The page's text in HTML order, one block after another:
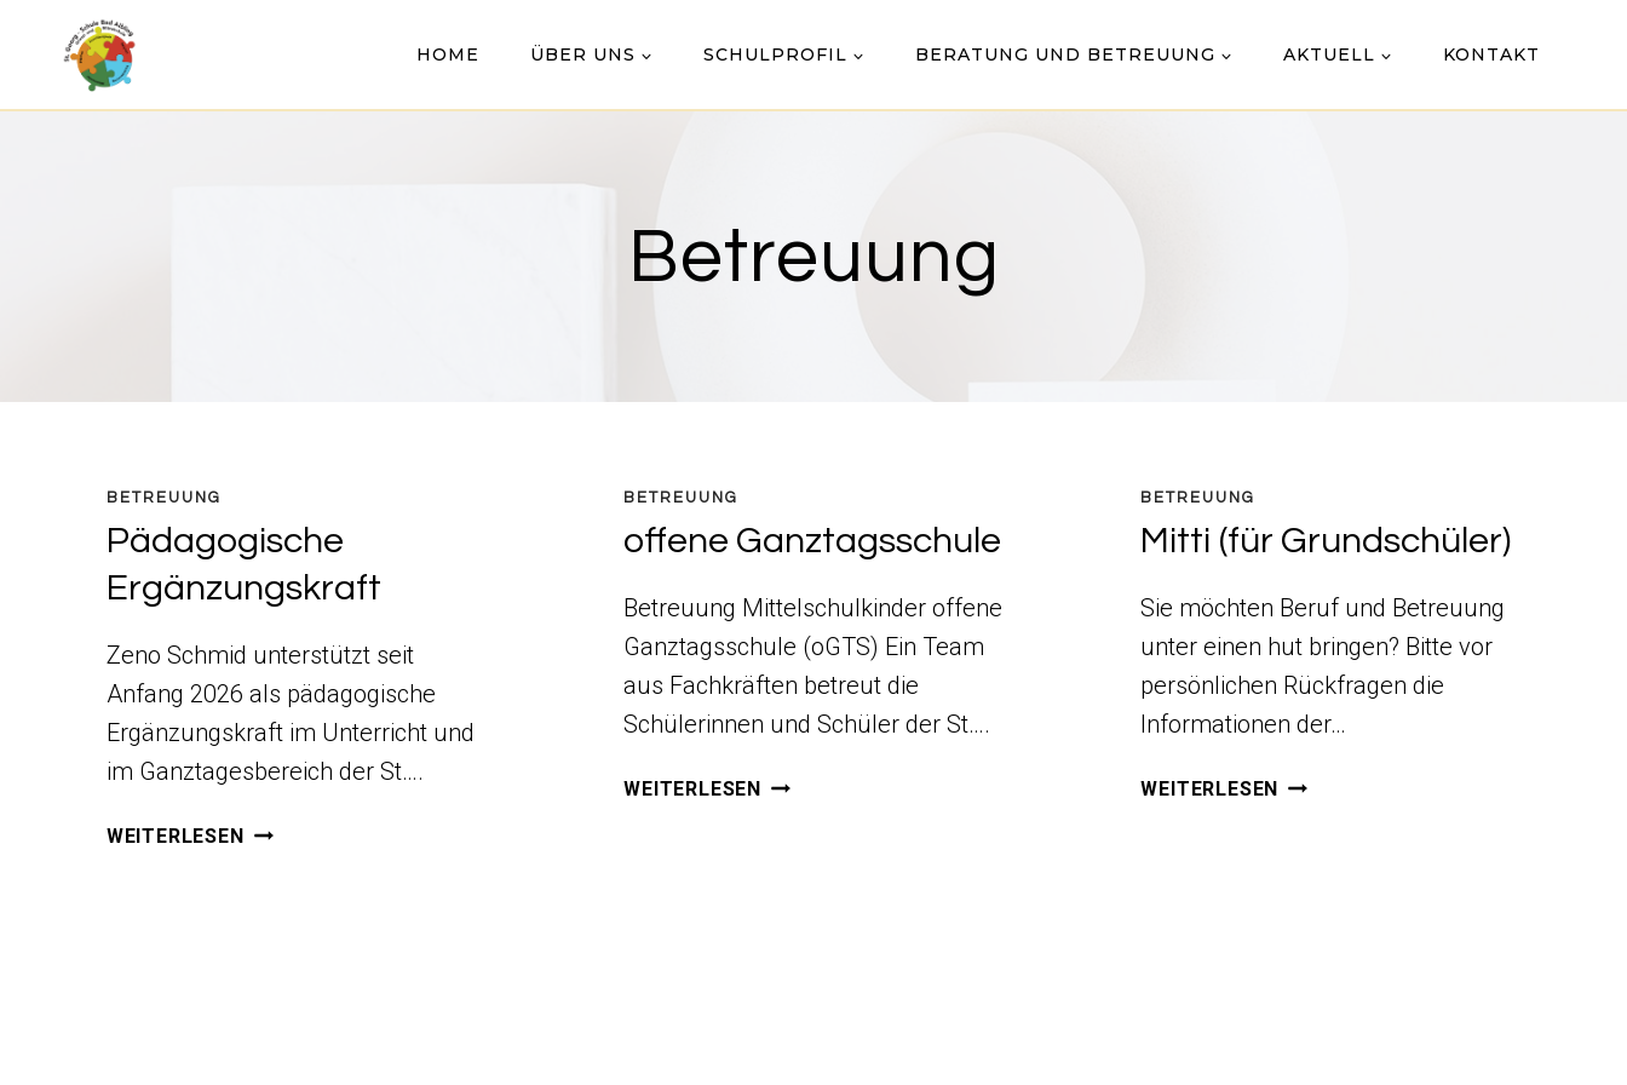
springen
HOME ÜBER UNS SCHULPROFIL BERATUNG UND BETREUUNG AKTUELL KONTAKT
Betreuung
BETREUUNG
Pädagogische
Ergänzungskraft
Zeno Schmid unterstützt seit
Anfang 2026 als pädagogische
Ergänzungskraft im Unterricht und
im Ganztagesbereich der St….
WEITERLESENPÄDAGOGISCHE
BETREUUNG
offene Ganztagsschule
Betreuung Mittelschulkinder offene
Ganztagsschule (oGTS) Ein Team
aus Fachkräften betreut die
Schülerinnen und Schüler der St….
WEITERLESENOFFENE
BETREUUNG
Mitti (für Grundschüler)
Sie möchten Beruf und Betreuung
unter einen hut bringen? Bitte vor
persönlichen Rückfragen die
Informationen der…
WEITERLESEN
MITTI